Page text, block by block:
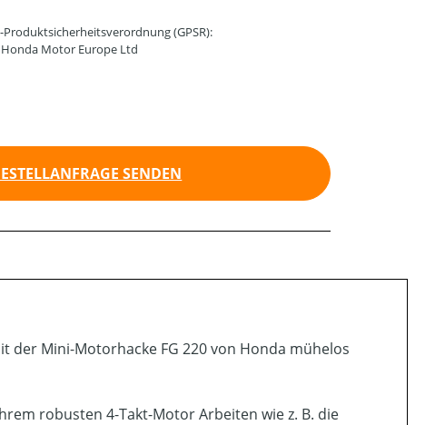
(GPSR):
Motor Europe Ltd
SENDEN
Mini-Motorhacke FG 220 von Honda mühelos
robusten 4-Takt-Motor Arbeiten wie z. B. die